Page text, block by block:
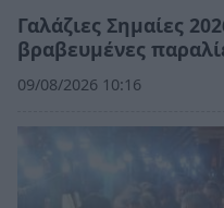
Γαλάζιες Σημαίες
βραβευμένες
09/08/2026 10:16